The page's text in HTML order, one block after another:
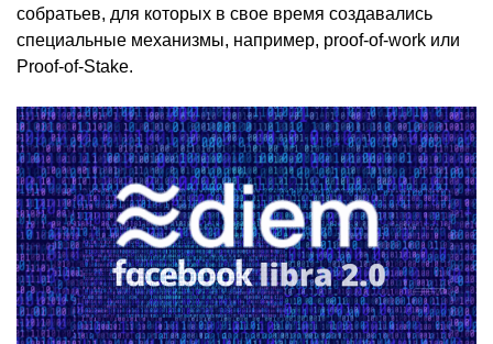
собратьев, для которых в свое время создавались
специальные механизмы, например, proof-of-work или
Proof-of-Stake.